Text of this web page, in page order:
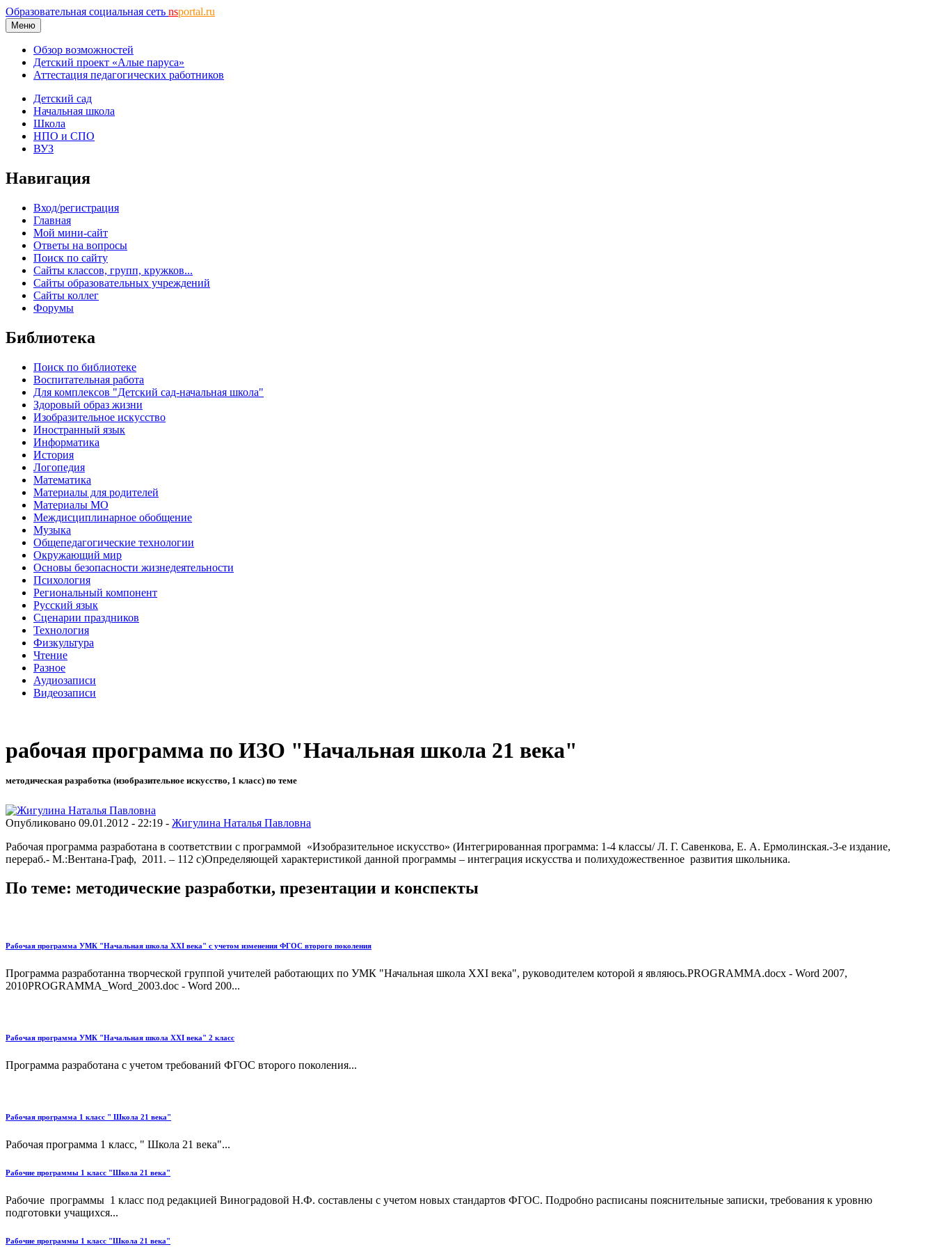
Образовательная социальная сеть nsportal.ru
Меню
Обзор возможностей
Детский проект «Алые паруса»
Аттестация педагогических работников
Детский сад
Начальная школа
Школа
НПО и СПО
ВУЗ
Навигация
Вход/регистрация
Главная
Мой мини-сайт
Ответы на вопросы
Поиск по сайту
Сайты классов, групп, кружков...
Сайты образовательных учреждений
Сайты коллег
Форумы
Библиотека
Поиск по библиотеке
Воспитательная работа
Для комплексов "Детский сад-начальная школа"
Здоровый образ жизни
Изобразительное искусство
Иностранный язык
Информатика
История
Логопедия
Математика
Материалы для родителей
Материалы МО
Междисциплинарное обобщение
Музыка
Общепедагогические технологии
Окружающий мир
Основы безопасности жизнедеятельности
Психология
Региональный компонент
Русский язык
Сценарии праздников
Технология
Физкультура
Чтение
Разное
Аудиозаписи
Видеозаписи
рабочая программа по ИЗО "Начальная школа 21 века"
методическая разработка (изобразительное искусство, 1 класс) по теме
Опубликовано 09.01.2012 - 22:19 - Жигулина Наталья Павловна
Рабочая программа разработана в соответствии с программой «Изобразительное искусство» (Интегрированная программа: 1-4 классы/ Л. Г. Савенкова, Е. А. Ермолинская.-3-е издание,
перераб.- М.:Вентана-Граф, 2011. – 112 с)Определяющей характеристикой данной программы – интеграция искусства и полихудожественное развития школьника.
По теме: методические разработки, презентации и конспекты
Рабочая программа УМК "Начальная школа XXI века" с учетом изменения ФГОС второго поколения
Программа разработанна творческой группой учителей работающих по УМК "Начальная школа XXI века", руководителем которой я являюсь.PROGRAMMA.docx - Word 2007,
2010PROGRAMMA_Word_2003.doc - Word 200...
Рабочая программа УМК "Начальная школа XXI века" 2 класс
Программа разработана с учетом требований ФГОС второго поколения...
Рабочая программа 1 класс " Школа 21 века"
Рабочая программа 1 класс, " Школа 21 века"...
Рабочие программы 1 класс "Школа 21 века"
Рабочие программы 1 класс под редакцией Виноградовой Н.Ф. составлены с учетом новых стандартов ФГОС. Подробно расписаны пояснительные записки, требования к уровню
подготовки учащихся...
Рабочие программы 1 класс "Школа 21 века"